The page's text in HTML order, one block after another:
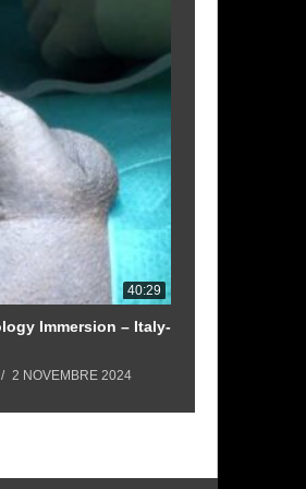
40:29
Immersion – Italy-
2 NOVEMBRE 2024